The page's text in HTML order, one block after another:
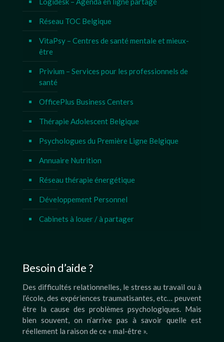
Réseau TOC Belgique
VitaPsy – Centres de santé mentale et mieux-
être
Privium – Services pour les professionnels de
santé
OfficePlus Business Centers
Thérapie Adolescent Belgique
Psychologues du Première Ligne Belgique
Annuaire Nutrition
Réseau thérapie énergétique
Développement Personnel
Cabinets à louer / à partager
Besoin d’aide ?
Des difficultés relationnelles, le stress au travail ou à
l’école, des expériences traumatisantes, etc… peuvent
être la cause des problèmes psychologiques. Mais
bien souvent, on n’arrive pas à savoir quelle est
réellement la raison de ce « mal-être ».